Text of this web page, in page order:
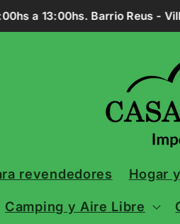
a 13:00hs. Barrio Reus -
revendedores Hogar
Camping y Aire Libre